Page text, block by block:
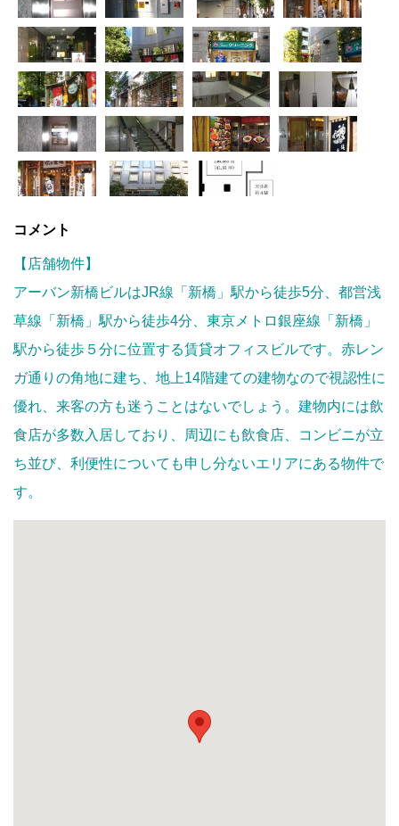
コメント
【店舗物件】
アーバン新橋ビルはJR線「新橋」駅から徒歩5分、都営浅
草線「新橋」駅から徒歩4分、東京メトロ銀座線「新橋」
駅から徒歩５分に位置する賃貸オフィスビルです。赤レン
ガ通りの角地に建ち、地上14階建ての建物なので視認性に
優れ、来客の方も迷うことはないでしょう。建物内には飲
食店が多数入居しており、周辺にも飲食店、コンビニが立
ち並び、利便性についても申し分ないエリアにある物件で
す。